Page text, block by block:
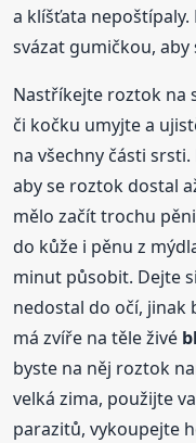
a klíšťata
svázat gumičkou, aby
Nastříkejte roztok na
či kočku umyjte a
na všechny části
aby se roztok dostal
mělo začít trochu
do kůže i pěnu z
minut působit. Dejte
nedostal do očí, jinak
má zvíře na těle živé
byste na něj roztok
velká zima, použijte
parazitů, vykoupejte